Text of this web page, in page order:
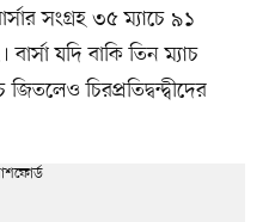
সংগ্রহ ৩৫ ম্যাচে ৯১
যদি বাকি তিন ম্যাচ
চিরপ্রতিদ্বন্দ্বীদের